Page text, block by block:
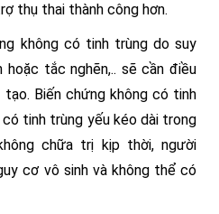
thụ thai thành công hơn.
không có tinh trùng do suy
hoặc tắc nghẽn,.. sẽ cần điều
Biến chứng không có tinh
tinh trùng yếu kéo dài trong
chữa trị kịp thời, người
cơ vô sinh và không thể có